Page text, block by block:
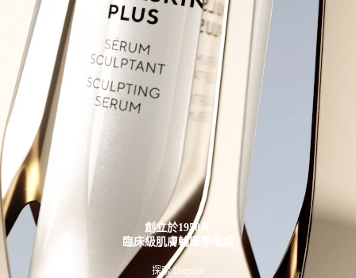
創立於1958年
臨床級肌膚輪廓學權威
探索 Darphin